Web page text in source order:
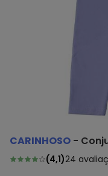
CARINHOSO -
(4,1)24